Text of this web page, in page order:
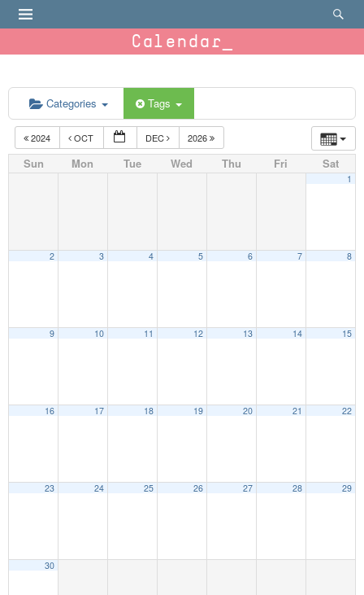
Calendar
Categories Tags
2024 OCT DEC 2026
Sun Mon Tue Wed Thu Fri Sat
1
2 3 4 5 6 7 8
9 10 11 12 13 14 15
16 17 18 19 20 21 22
23 24 25 26 27 28 29
30